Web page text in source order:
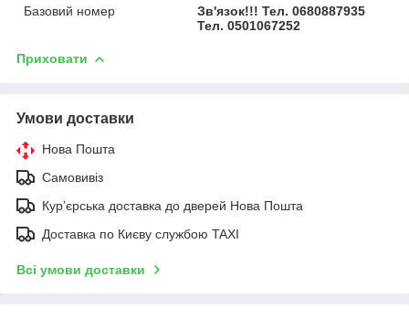
Базовий номер
Зв'язок!!! Тел. 0680887935
Тел. 0501067252
Приховати
Умови доставки
Нова Пошта
Самовивіз
Курʼєрська доставка до дверей Нова Пошта
Доставка по Києву службою TAXI
Всі умови доставки